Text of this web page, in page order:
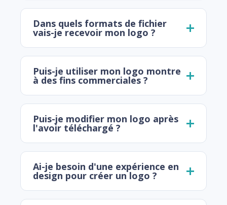
Dans quels formats de fichier
vais-je recevoir mon logo ?
Puis-je utiliser mon logo montre
à des fins commerciales ?
Puis-je modifier mon logo après
l'avoir téléchargé ?
Ai-je besoin d'une expérience en
design pour créer un logo ?